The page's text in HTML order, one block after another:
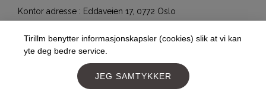
Kontor adresse : Eddaveien 17, 0772 Oslo
Hegdehaugsveien 5b
0352 Oslo
+4797177477
post@tirillm.no
Tirillm benytter informasjonskapsler (cookies) slik at vi kan
yte deg bedre service.
JEG SAMTYKKER